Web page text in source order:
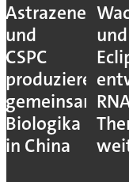
Astrazeneca
und
CSPC
produzieren
gemeinsam
Biologika
in China
und